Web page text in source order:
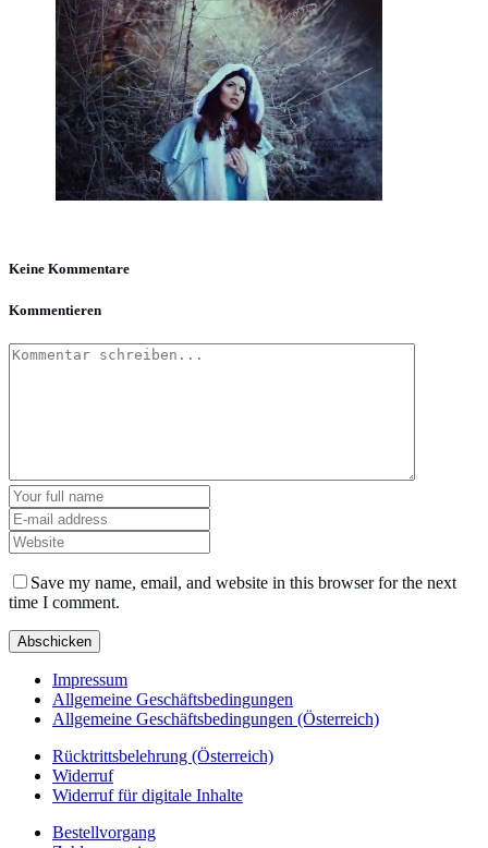
Keine Kommentare
Kommentieren
Save my name, email, and website in this browser for the next
time I comment.
Impressum
Allgemeine Geschäftsbedingungen
Allgemeine Geschäftsbedingungen (Österreich)
Rücktrittsbelehrung (Österreich)
Widerruf
Widerruf für digitale Inhalte
Bestellvorgang